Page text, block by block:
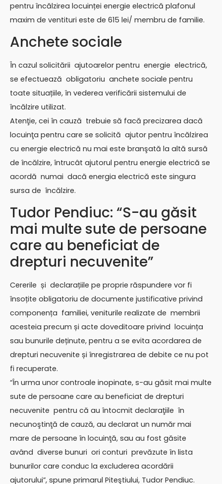
pentru încălzirea locuinței energie electrică plafonul
maxim de ventituri este de 615 lei/ membru de familie.
Anchete sociale
În cazul solicitării ajutoarelor pentru energie electrică,
se efectuează obligatoriu anchete sociale pentru
toate situațiile, în vederea verificării sistemului de
încălzire utilizat.
Atenţie, cei în cauză trebuie să facă precizarea dacă
locuinţa pentru care se solicită ajutor pentru încălzirea
cu energie electrică nu mai este branşată la altă sursă
de încălzire, întrucât ajutorul pentru energie electrică se
acordă numai dacă energia electrică este singura
sursa de încălzire.
Tudor Pendiuc: “S-au găsit
mai multe sute de persoane
care au beneficiat de
drepturi necuvenite”
Cererile și declarațiile pe proprie răspundere vor fi
însoțite obligatoriu de documente justificative privind
componența familiei, veniturile realizate de membrii
acesteia precum și acte doveditoare privind locuința
sau bunurile deținute, pentru a se evita acordarea de
drepturi necuvenite și înregistrarea de debite ce nu pot
fi recuperate.
“În urma unor controale inopinate, s-au găsit mai multe
sute de persoane care au beneficiat de drepturi
necuvenite pentru că au întocmit declaraţiile în
necunoştinţă de cauză, au declarat un număr mai
mare de persoane în locuinţă, sau au fost găsite
având diverse bunuri ori conturi prevăzute în lista
bunurilor care conduc la excluderea acordării
ajutorului”, spune primarul Piteştiului, Tudor Pendiuc.